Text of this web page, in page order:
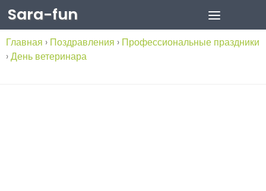
Skip to content
Sara-fun
Главная › Поздравления › Профессиональные праздники
›День ветеринара